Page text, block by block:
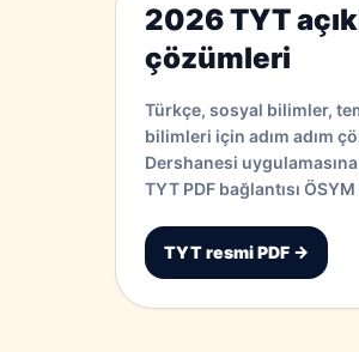
2026 TYT
çözümleri
Türkçe, sosyal bilimler,
bilimleri için adım adım
Dershanesi
TYT PDF bağlantısı
TYT resmi PDF →